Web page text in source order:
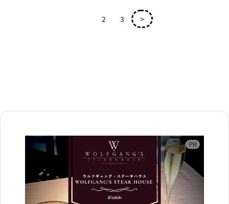
2 3 >
広告